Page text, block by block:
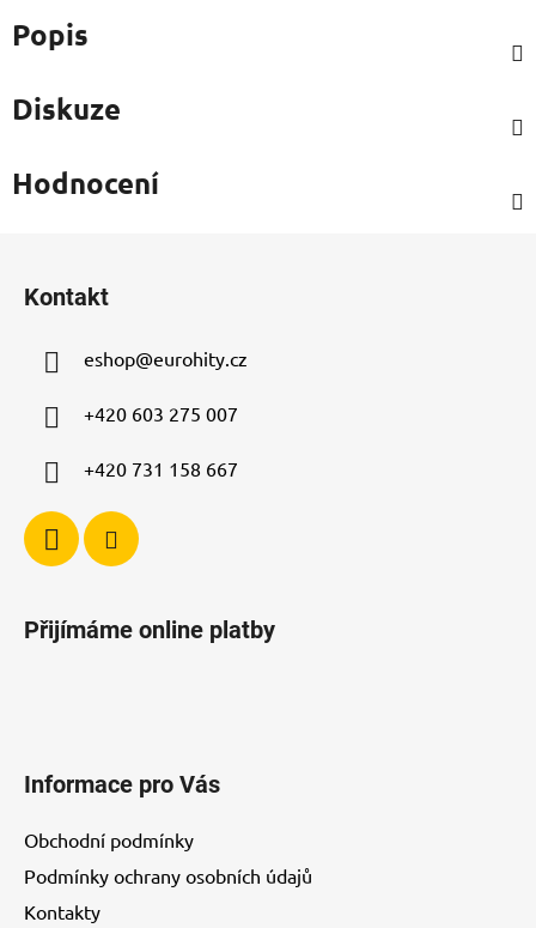
Popis
Diskuze
Hodnocení
Kontakt
eshop@eurohity.cz
+420 603 275 007
+420 731 158 667
Přijímáme online platby
Informace pro Vás
Obchodní podmínky
Podmínky ochrany osobních údajů
Kontakty